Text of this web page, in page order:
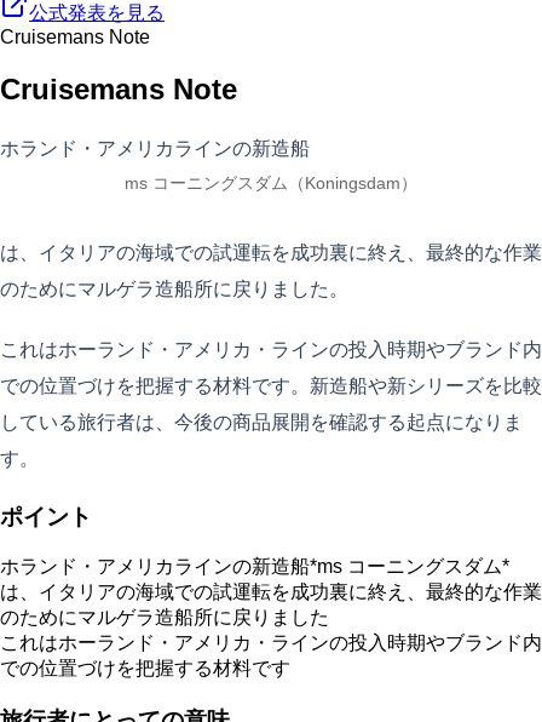
公式発表を見る
Cruisemans Note
Cruisemans Note
ホランド・アメリカラインの新造船
ms コーニングスダム（Koningsdam）
は、イタリアの海域での試運転を成功裏に終え、最終的な作業
のためにマルゲラ造船所に戻りました。
これはホーランド・アメリカ・ラインの投入時期やブランド内
での位置づけを把握する材料です。新造船や新シリーズを比較
している旅行者は、今後の商品展開を確認する起点になりま
す。
ポイント
ホランド・アメリカラインの新造船*ms コーニングスダム*
は、イタリアの海域での試運転を成功裏に終え、最終的な作業
のためにマルゲラ造船所に戻りました
これはホーランド・アメリカ・ラインの投入時期やブランド内
での位置づけを把握する材料です